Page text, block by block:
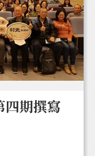
四期撰寫